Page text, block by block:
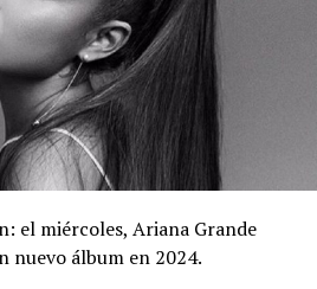
el miércoles, Ariana Grande
nuevo álbum en 2024.